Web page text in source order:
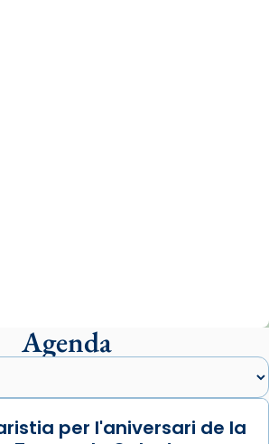
27 de juliol la missa de Les
Agenda
per l'aniversari de la